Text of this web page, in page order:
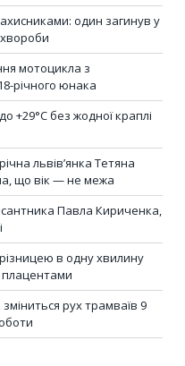
один загинув у
мотоцикла з
річного юнака
+29°C без жодної краплі
львів’янка Тетяна
що вік — не межа
Павла Кириченка,
різницею в одну хвилину
рух трамваїв 9